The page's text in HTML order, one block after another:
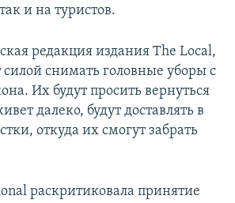
и на туристов.
редакция издания The Local,
силой снимать головные уборы с
Их будут просить вернуться
далеко, будут доставлять в
откуда их смогут забрать
раскритиковала принятие